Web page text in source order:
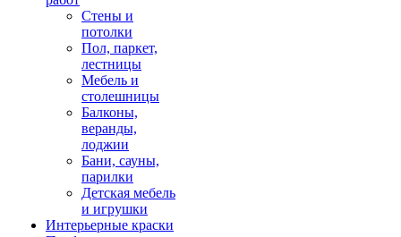
Стены и
потолки
Пол, паркет,
лестницы
Мебель и
столешницы
Балконы,
веранды,
лоджии
Бани, сауны,
парилки
Детская мебель
и игрушки
Интерьерные краски